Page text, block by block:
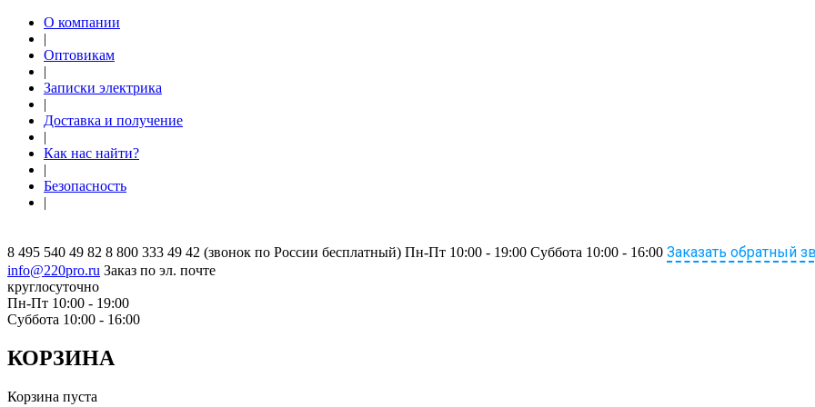
О компании
|
Оптовикам
|
Записки электрика
|
Доставка и получение
|
Как нас найти?
|
Безопасность
|
8 495 540 49 82 8 800 333 49 42 (звонок по России бесплатный) Пн-Пт 10:00 - 19:00 Суббота 10:00 - 16:00 Заказать обратный
info@220pro.ru Заказ по эл. почте
круглосуточно
Пн-Пт 10:00 - 19:00
Суббота 10:00 - 16:00
КОРЗИНА
Корзина пуста